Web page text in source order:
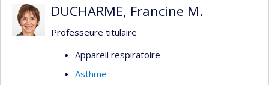
DUCHARME, Francine M.
Professeure titulaire
Appareil respiratoire
Asthme